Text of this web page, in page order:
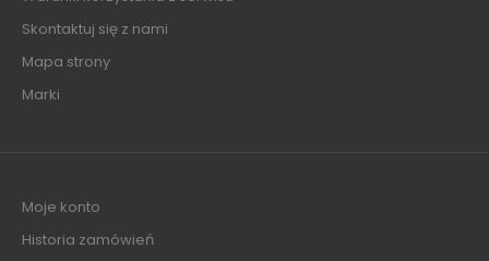
Skontaktuj się z nami
Mapa strony
Marki
Moje konto
Historia zamówień